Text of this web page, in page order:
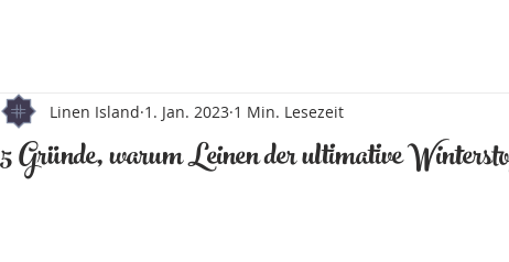
5 Gründe, warum Leinen der ultimative
Linen Island 1. Jan. 2023 1 Min. Lesezeit